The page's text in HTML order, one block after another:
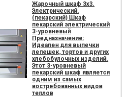
Жарочный шкаф 3х3.
Электрический.
(пекарский) Шкаф
пекарский электрический
3-уровневый
Предназначение:
Идеален для выпечки
лепешек, тортов и других
хлебобулочных изделий.
Этот 3-уровневый
пекарский шкаф является
одним из самых
востребованных видов
теплов